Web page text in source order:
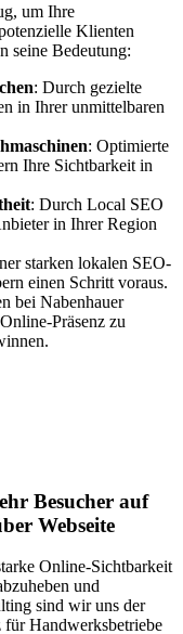
um Ihre
Klienten
seine Bedeutung:
: Durch gezielte
in Ihrer unmittelbaren
: Optimierte
Ihre Sichtbarkeit in
: Durch Local SEO
in Ihrer Region
starken lokalen SEO-
einen Schritt voraus.
bei Nabenhauer
Präsenz zu
Besucher auf
Webseite
Online-Sichtbarkeit
und
sind wir uns der
Handwerksbetriebe